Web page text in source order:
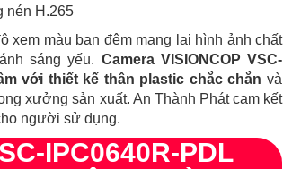
nén H.265
xem màu ban đêm mang lại hình ảnh chất
sáng yếu. Camera VISIONCOP VSC-
với thiết kế thân plastic chắc chắn và
xưởng sản xuất. An Thành Phát cam kết
người sử dụng.
IPC0640R-PDL